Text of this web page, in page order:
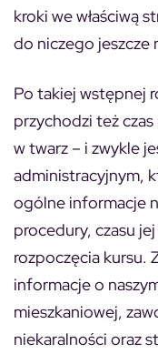
kroki we właściwą
do niczego jeszcze
Po takiej wstępnej
przychodzi też
w twarz – i zwykle
administracyjnym,
ogólne informacje
procedury, czasu
rozpoczęcia kursu.
informacje o
mieszkaniowej,
niekaralności oraz